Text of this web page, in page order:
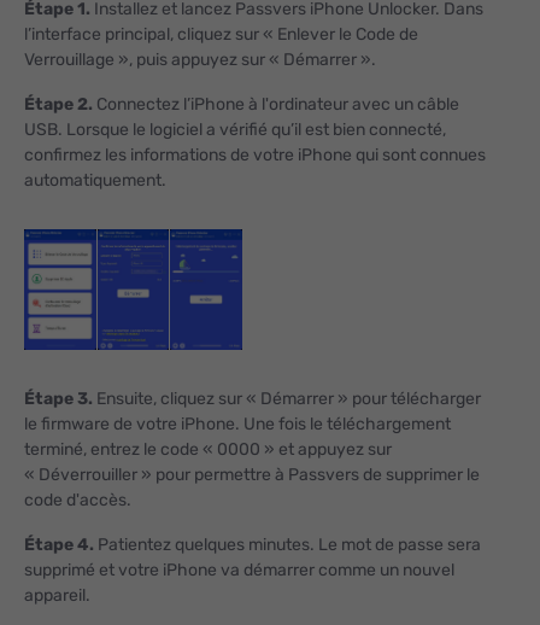
Étape 1. Installez et lancez Passvers iPhone Unlocker. Dans
l’interface principal, cliquez sur « Enlever le Code de
Verrouillage », puis appuyez sur « Démarrer ».
Étape 2. Connectez l’iPhone à l'ordinateur avec un câble
USB. Lorsque le logiciel a vérifié qu’il est bien connecté,
confirmez les informations de votre iPhone qui sont connues
automatiquement.
Étape 3. Ensuite, cliquez sur « Démarrer » pour télécharger
le firmware de votre iPhone. Une fois le téléchargement
terminé, entrez le code « 0000 » et appuyez sur
« Déverrouiller » pour permettre à Passvers de supprimer le
code d'accès.
Étape 4. Patientez quelques minutes. Le mot de passe sera
supprimé et votre iPhone va démarrer comme un nouvel
appareil.